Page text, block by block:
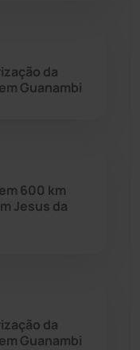
(50)
da
Guanambi
600 km
Jesus da
da
Guanambi